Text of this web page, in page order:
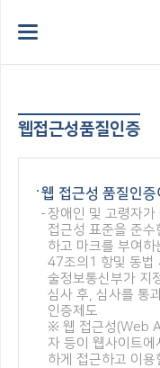
웹접근성품질인증
웹 접근성 품질인증
장애인 및 고령자
접근성 표준을 준
하고 마크를 부여하
47조의1 항및 동법
술정보통신부가 지
심사 후, 심사를 통
인증제도
※ 웹 접근성(Web
자 등이 웹사이트
하게 접근하고 이